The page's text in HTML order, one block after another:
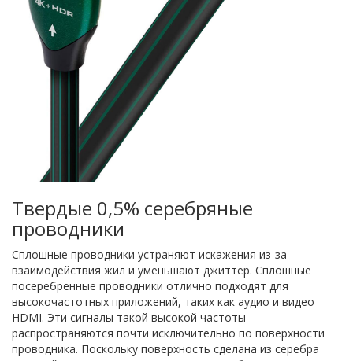
Твердые 0,5% серебряные
проводники
Сплошные проводники устраняют искажения из-за
взаимодействия жил и уменьшают джиттер. Сплошные
посеребренные проводники отлично подходят для
высокочастотных приложений, таких как аудио и видео
HDMI. Эти сигналы такой высокой частоты
распространяются почти исключительно по поверхности
проводника. Поскольку поверхность сделана из серебра